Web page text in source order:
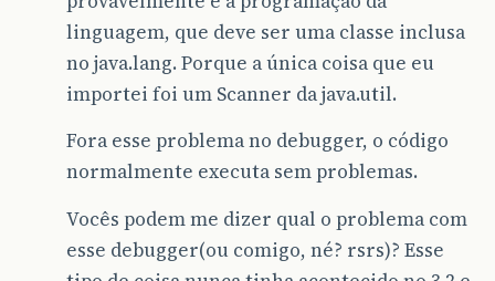
linguagem, que deve ser uma classe inclusa
no java.lang. Porque a única coisa que eu
importei foi um Scanner da java.util.
Fora esse problema no debugger, o código
normalmente executa sem problemas.
Vocês podem me dizer qual o problema com
esse debugger(ou comigo, né? rsrs)? Esse